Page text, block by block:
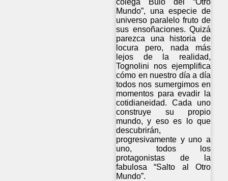
Mundo”, una especie de
universo paralelo fruto de
sus ensoñaciones. Quizá
parezca una historia de
locura pero, nada más
lejos de la realidad,
Tognolini nos ejemplifica
cómo en nuestro día a día
todos nos sumergimos en
momentos para evadir la
cotidianeidad. Cada uno
construye su propio
mundo, y eso es lo que
descubrirán,
progresivamente y uno a
uno, todos los
protagonistas de la
fabulosa “Salto al Otro
Mundo”.